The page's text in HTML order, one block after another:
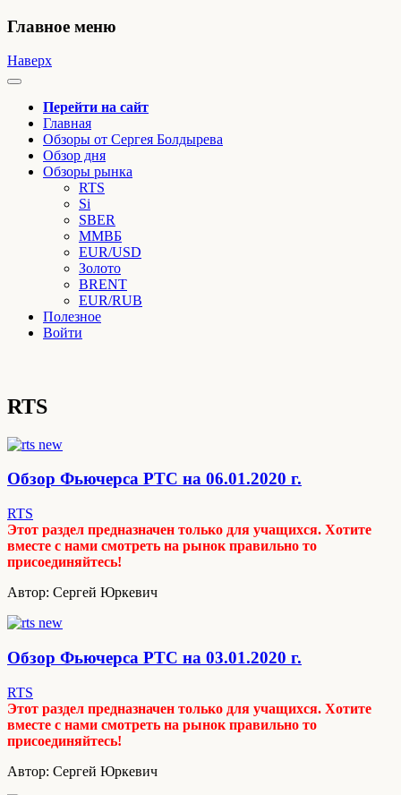
Главное меню
Наверх
Перейти на сайт
Главная
Обзоры от Сергея Болдырева
Обзор дня
Обзоры рынка
RTS
Si
SBER
ММВБ
EUR/USD
Золото
BRENT
EUR/RUB
Полезное
Войти
RTS
Обзор Фьючерса РТС на 06.01.2020 г.
RTS
Этот раздел предназначен только для учащихся. Хотите
вместе с нами смотреть на рынок правильно то
присоединяйтесь!
Автор: Сергей Юркевич
Обзор Фьючерса РТС на 03.01.2020 г.
RTS
Этот раздел предназначен только для учащихся. Хотите
вместе с нами смотреть на рынок правильно то
присоединяйтесь!
Автор: Сергей Юркевич